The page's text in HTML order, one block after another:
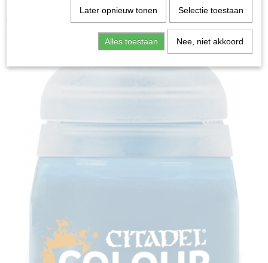
Miniature Gaming>Contrast: Gryph-Charger
Later opnieuw tonen Selectie toestaan
Alles toestaan Nee, niet akkoord